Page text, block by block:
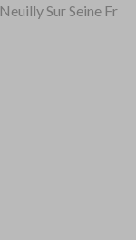
Sur Seine Fr